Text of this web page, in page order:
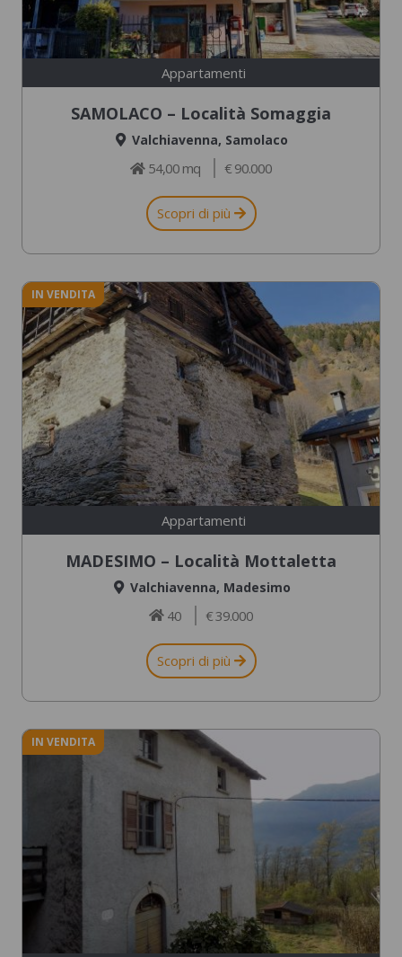
Appartamenti
SAMOLACO – Località Somaggia
Valchiavenna, Samolaco
54,00 mq € 90.000
Scopri di più
IN VENDITA
Appartamenti
MADESIMO – Località Mottaletta
Valchiavenna, Madesimo
40 € 39.000
Scopri di più
IN VENDITA